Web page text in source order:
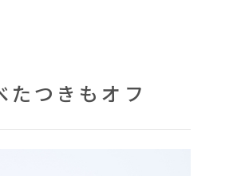
つきもオフ